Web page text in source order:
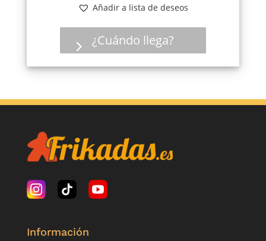
Añadir a lista de deseos
¿Cuándo llega?
Información